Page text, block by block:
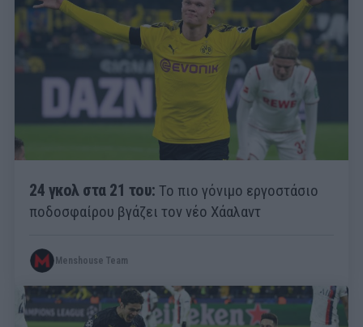
24 γκολ στα 21 του: Το πιο γόνιμο εργοστάσιο
ποδοσφαίρου βγάζει τον νέο Χάαλαντ
Menshouse Team